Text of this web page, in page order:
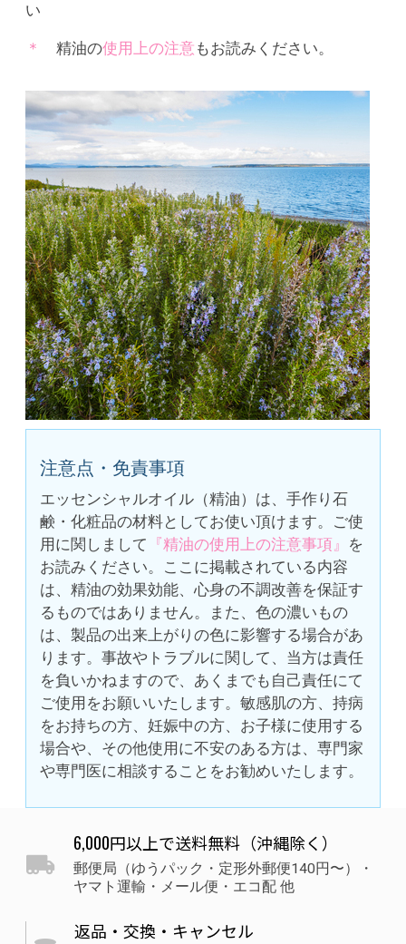
い
精油の使用上の注意 もお読みください。
注意点・免責事項
エッセンシャルオイル（精油）は、手作り石
鹸・化粧品の材料としてお使い頂けます。ご使
用に関しまして 『精油の使用上の注意事項』 を
お読みください。ここに掲載されている内容
は、精油の効果効能、心身の不調改善を保証す
るものではありません。また、色の濃いもの
は、製品の出来上がりの色に影響する場合があ
ります。事故やトラブルに関して、当方は責任
を負いかねますので、あくまでも自己責任にて
ご使用をお願いいたします。敏感肌の方、持病
をお持ちの方、妊娠中の方、お子様に使用する
場合や、その他使用に不安のある方は、専門家
や専門医に相談することをお勧めいたします。
6,000円以上で送料無料（沖縄除く）
郵便局（ゆうパック・定形外郵便140円〜）・
ヤマト運輸・メール便・エコ配 他
返品・交換・キャンセル